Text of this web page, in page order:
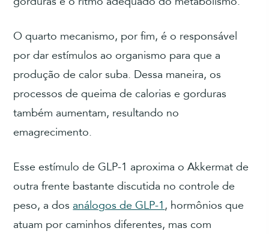
O quarto mecanismo, por fim, é o responsável
por dar estímulos ao organismo para que a
produção de calor suba. Dessa maneira, os
processos de queima de calorias e gorduras
também aumentam, resultando no
emagrecimento.
Esse estímulo de GLP-1 aproxima o Akkermat de
outra frente bastante discutida no controle de
peso, a dos análogos de GLP-1, hormônios que
atuam por caminhos diferentes, mas com